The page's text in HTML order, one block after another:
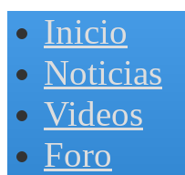
Inicio
Noticias
Videos
Foro